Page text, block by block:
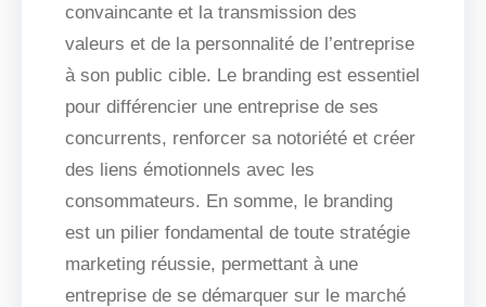
convaincante et la transmission des
valeurs et de la personnalité de l’entreprise
à son public cible. Le branding est essentiel
pour différencier une entreprise de ses
concurrents, renforcer sa notoriété et créer
des liens émotionnels avec les
consommateurs. En somme, le branding
est un pilier fondamental de toute stratégie
marketing réussie, permettant à une
entreprise de se démarquer sur le marché